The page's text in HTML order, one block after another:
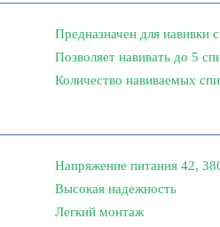
Предназначен для навивки
Позволяет навивать до 5
Количество навиваемых
Напряжение питания 42,
Высокая надежность
Легкий монтаж